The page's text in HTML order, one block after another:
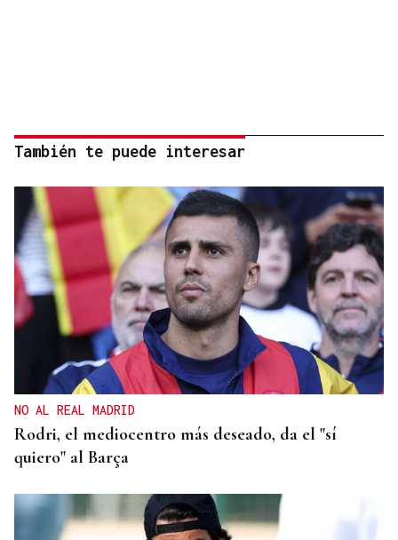
También te puede interesar
NO AL REAL MADRID
Rodri, el mediocentro más deseado, da el "sí
quiero" al Barça